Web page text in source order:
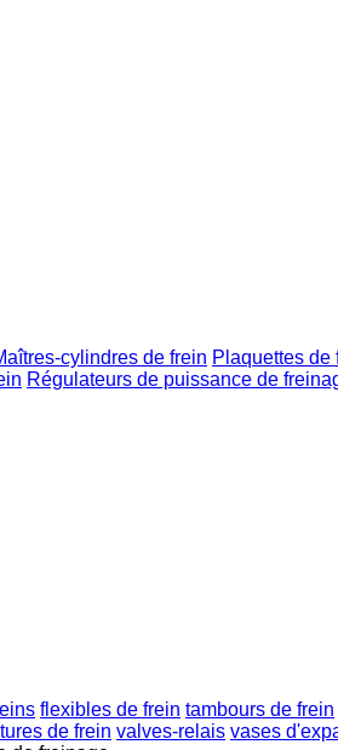
cylindres de frein Plaquettes de
Régulateurs de puissance de
flexibles de frein tambours de frein
de frein valves-relais vases